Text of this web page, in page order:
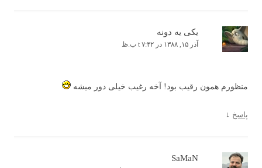
یکی یه دونه
آذر ۱۵, ۱۳۸۸ در t ۷:۴۲ ب.ظ
منظورم همون رقیب بود! آخه رغیب خیلی دور میشه
پاسخ ↓
SaMaN